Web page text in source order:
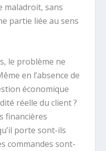
maladroit, sans
partie liée au sens
le problème ne
en l’absence de
économique
réelle du client ?
financières
porte sont-ils
commandes sont-